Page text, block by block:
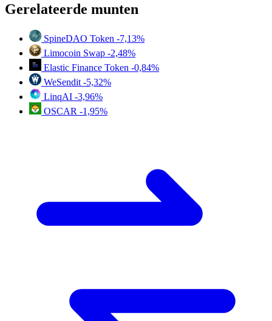
Gerelateerde munten
SpineDAO Token -7,13%
Limocoin Swap -2,48%
Elastic Finance Token -0,84%
WeSendit -5,32%
LinqAI -3,96%
OSCAR -1,95%